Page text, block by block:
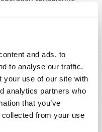
and ads, to
to analyse our traffic.
your use of our site with
analytics partners who
that you’ve
collected from your use
des provinces
Nouvelle-Écosse et du
Brunswick, il leur
qu’un chemin de
centrales – le